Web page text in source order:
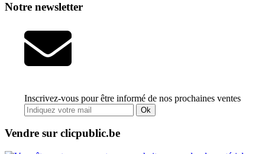
Notre newsletter
Inscrivez-vous pour être informé de nos prochaines ventes
Ok
Vendre sur clicpublic.be